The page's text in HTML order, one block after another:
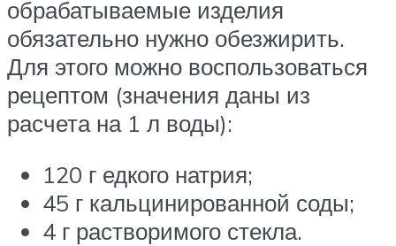
обрабатываемые изделия
обязательно нужно обезжирить.
Для этого можно воспользоваться
рецептом (значения даны из
расчета на 1 л воды):
120 г едкого натрия;
45 г кальцинированной соды;
4 г растворимого стекла.